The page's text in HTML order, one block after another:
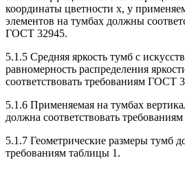
координаты цветности х, у
элементов на тумбах должны
ГОСТ 32945.
5.1.5 Средняя яркость тумб с
равномерность распределения
соответствовать требованиям ГОСТ
5.1.6 Применяемая на тумбах
должна соответствовать
5.1.7 Геометрические размеры тумб
требованиям таблицы 1.